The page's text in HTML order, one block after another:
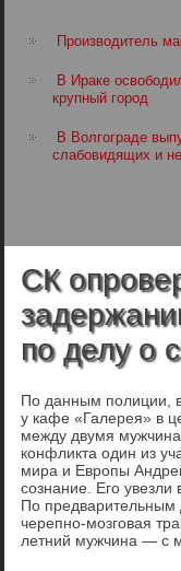
Производитель
В Ираке
крупный город
В Волгограде
слабовидящих и
СК
по делу о
По данным полиции,
у кафе «Галерея» в
между двумя
конфликта один из
мира и Европы
сознание. Его увезли
По предварительным
черепно-мозговая
летний мужчина — с